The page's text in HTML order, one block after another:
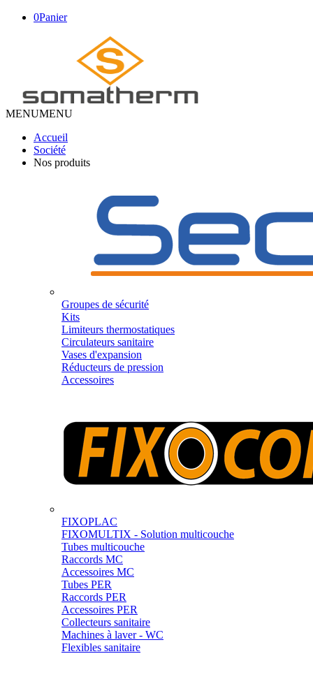
0Panier
MENUMENU
Accueil
Société
Nos produits
Groupes de sécurité
Kits
Limiteurs thermostatiques
Circulateurs sanitaire
Vases d'expansion
Réducteurs de pression
Accessoires
FIXOPLAC
FIXOMULTIX - Solution multicouche
Tubes multicouche
Raccords MC
Accessoires MC
Tubes PER
Raccords PER
Accessoires PER
Collecteurs sanitaire
Machines à laver - WC
Flexibles sanitaire